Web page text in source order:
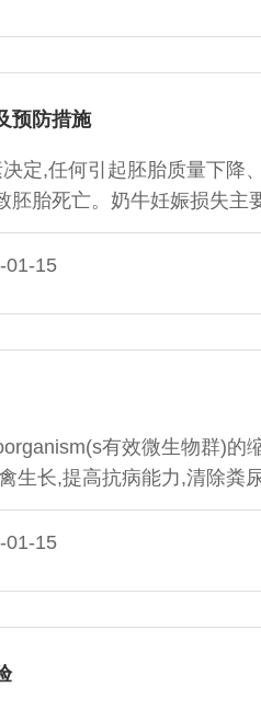
预防措施
定,任何引起胚胎质量下降
胚胎死亡。奶牛妊娠损失主
天后的胎儿损失一般不超过
而第42天的妊娠率降到
15
有效微生物群)的
生长,提高抗病能力,清除粪
合细菌光合细菌菌体本身
1.2乳酸菌乳酸菌能阻止和
15